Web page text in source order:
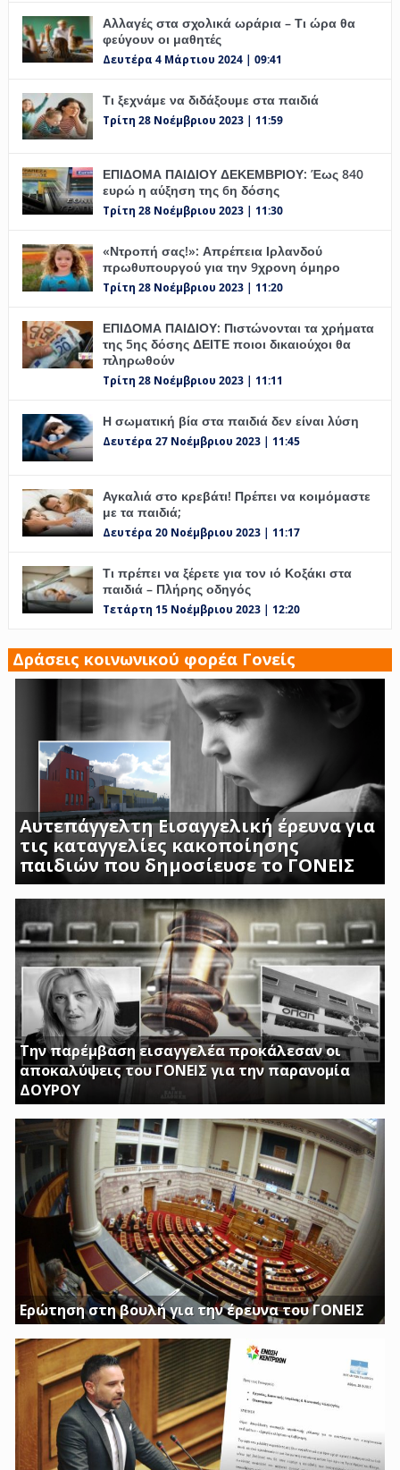
Αλλαγές στα σχολικά ωράρια – Τι ώρα θα
φεύγουν οι μαθητές
Δευτέρα 4 Μάρτιου 2024 | 09:41
Τι ξεχνάμε να διδάξουμε στα παιδιά
Τρίτη 28 Νοέμβριου 2023 | 11:59
ΕΠΙΔΟΜΑ ΠΑΙΔΙΟΥ ΔΕΚΕΜΒΡΙΟΥ: Έως 840
ευρώ η αύξηση της 6η δόσης
Τρίτη 28 Νοέμβριου 2023 | 11:30
«Ντροπή σας!»: Απρέπεια Ιρλανδού
πρωθυπουργού για την 9χρονη όμηρο
Τρίτη 28 Νοέμβριου 2023 | 11:20
ΕΠΙΔΟΜΑ ΠΑΙΔΙΟΥ: Πιστώνονται τα χρήματα
της 5ης δόσης ΔΕΙΤΕ ποιοι δικαιούχοι θα
πληρωθούν
Τρίτη 28 Νοέμβριου 2023 | 11:11
Η σωματική βία στα παιδιά δεν είναι λύση
Δευτέρα 27 Νοέμβριου 2023 | 11:45
Αγκαλιά στο κρεβάτι! Πρέπει να κοιμόμαστε
με τα παιδιά;
Δευτέρα 20 Νοέμβριου 2023 | 11:17
Τι πρέπει να ξέρετε για τον ιό Κοξάκι στα
παιδιά – Πλήρης οδηγός
Τετάρτη 15 Νοέμβριου 2023 | 12:20
Δράσεις κοινωνικού φορέα Γονείς
Αυτεπάγγελτη Εισαγγελική έρευνα για
τις καταγγελίες κακοποίησης
παιδιών που δημοσίευσε το ΓΟΝΕΙΣ
ΣΟΚΑΡΟΥΝ ΟΙ ΜΑΡΤΥΡΙΕΣ ΓΟΝΕΩΝ ΚΑΙ
ΠΡΟΣΩΠΙΚΟΥ ΤΟΥ Β ΒΡΕΦΙΚΟΥ ΣΤΑΘΜΟΥ
ΑΣΠΡΟΠΥΡΓΟΥ
Την παρέμβαση εισαγγελέα προκάλεσαν οι
αποκαλύψεις του ΓΟΝΕΙΣ για την παρανομία
ΔΟΥΡΟΥ
ΤΗΝ ΩΡΑ ΠΟΥ ΚΤΙΡΙΑ ΤΟΥ ΔΗΜΟΣΙΟΥ ΠΑΡΑΜΕΝΟΥΝ ΚΛΕΙΣΤΑ
Η ΔΟΥΡΟΥ ΔΙΝΕΙ 20 ΕΚΚΑΤΟΜΥΡΙΑ ΓΙΑ ΑΓΟΡΑ
Ερώτηση στη βουλή για την έρευνα του ΓΟΝΕΙΣ
Διασφαλίστε το δημόσιο συμφέρον με πλήρη διαφάνεια